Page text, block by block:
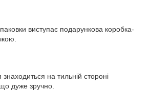
виступає подарункова коробка-
знаходиться на тильній стороні
дуже зручно.